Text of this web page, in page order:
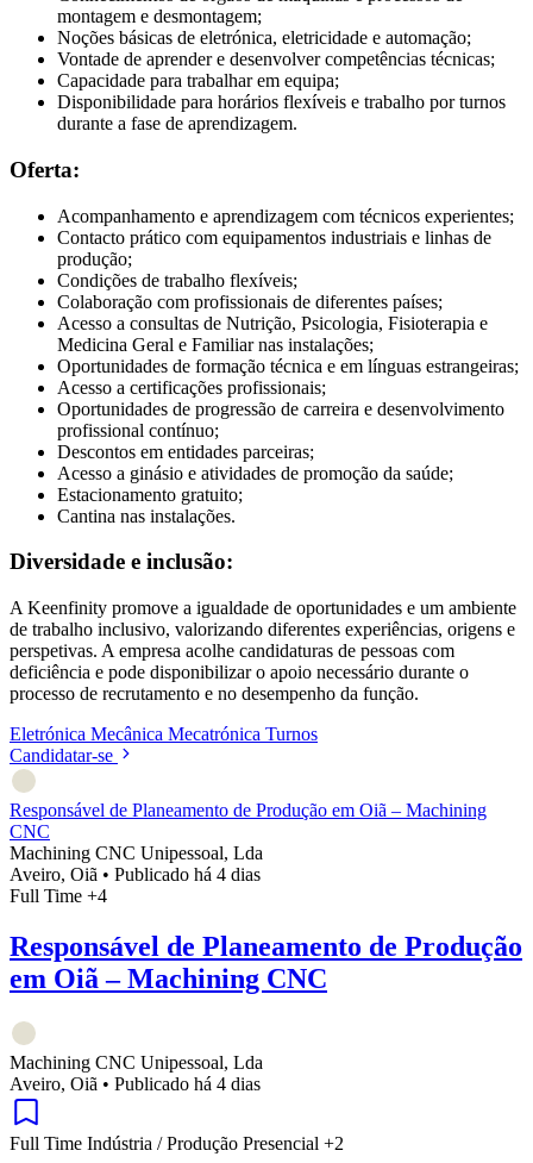
montagem e desmontagem;
Noções básicas de eletrónica, eletricidade e automação;
Vontade de aprender e desenvolver competências técnicas;
Capacidade para trabalhar em equipa;
Disponibilidade para horários flexíveis e trabalho por turnos
durante a fase de aprendizagem.
Oferta:
Acompanhamento e aprendizagem com técnicos experientes;
Contacto prático com equipamentos industriais e linhas de
produção;
Condições de trabalho flexíveis;
Colaboração com profissionais de diferentes países;
Acesso a consultas de Nutrição, Psicologia, Fisioterapia e
Medicina Geral e Familiar nas instalações;
Oportunidades de formação técnica e em línguas estrangeiras;
Acesso a certificações profissionais;
Oportunidades de progressão de carreira e desenvolvimento
profissional contínuo;
Descontos em entidades parceiras;
Acesso a ginásio e atividades de promoção da saúde;
Estacionamento gratuito;
Cantina nas instalações.
Diversidade e inclusão:
A Keenfinity promove a igualdade de oportunidades e um ambiente
de trabalho inclusivo, valorizando diferentes experiências, origens e
perspetivas. A empresa acolhe candidaturas de pessoas com
deficiência e pode disponibilizar o apoio necessário durante o
processo de recrutamento e no desempenho da função.
Eletrónica Mecânica Mecatrónica Turnos
Candidatar-se
Responsável de Planeamento de Produção em Oiã – Machining
CNC
Machining CNC Unipessoal, Lda
Aveiro, Oiã • Publicado há 4 dias
Full Time +4
Responsável de Planeamento de Produção
em Oiã – Machining CNC
Machining CNC Unipessoal, Lda
Aveiro, Oiã • Publicado há 4 dias
Full Time Indústria / Produção Presencial +2